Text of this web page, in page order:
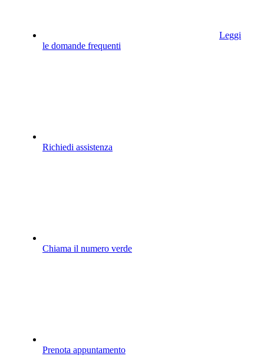
Leggi
le domande frequenti
Richiedi assistenza
Chiama il numero verde
Prenota appuntamento